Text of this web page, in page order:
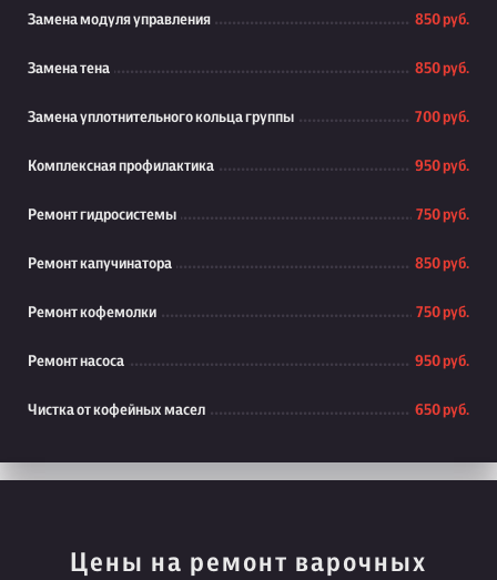
Замена модуля управления 850 руб.
Замена тена 850 руб.
Замена уплотнительного кольца группы 700 руб.
Комплексная профилактика 950 руб.
Ремонт гидросистемы 750 руб.
Ремонт капучинатора 850 руб.
Ремонт кофемолки 750 руб.
Ремонт насоса 950 руб.
Чистка от кофейных масел 650 руб.
Цены на ремонт варочных